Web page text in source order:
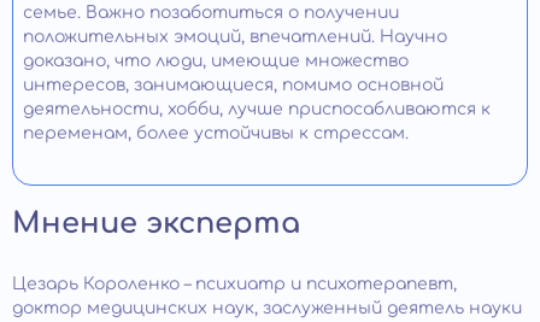
семье. Важно позаботиться о получении
положительных эмоций, впечатлений. Научно
доказано, что люди, имеющие множество
интересов, занимающиеся, помимо основной
деятельности, хобби, лучше приспосабливаются к
переменам, более устойчивы к стрессам.
Мнение эксперта
Цезарь Короленко – психиатр и психотерапевт,
доктор медицинских наук, заслуженный деятель науки